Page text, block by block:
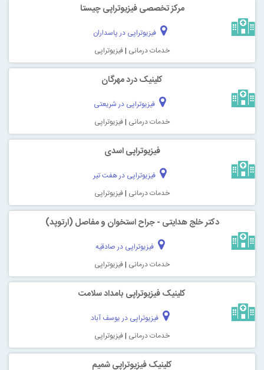
مرکز تخصصی فیزیوتراپی چیستا
فیزیوتراپی در پاسداران
خدمات درمانی |فیزیوتراپی
کلینیک درد مهرگان
فیزیوتراپی در شریعتی
خدمات درمانی |فیزیوتراپی
فیزیوتراپی اسدی
فیزیوتراپی در هفت تیر
خدمات درمانی |فیزیوتراپی
دکتر خلج هدایتی - جراح استخوان و مفاصل (ارتوپد)
فیزیوتراپی در صادقیه
خدمات درمانی |فیزیوتراپی
کلینیک فیزیوتراپی بامداد سلامت
فیزیوتراپی در یوسف آباد
خدمات درمانی |فیزیوتراپی
کلینیک فیزیوتراپی شمیم